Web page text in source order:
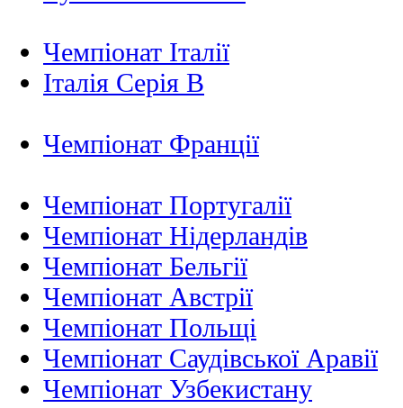
Чемпіонат Італії
Італія Серія B
Чемпіонат Франції
Чемпіонат Португалії
Чемпіонат Нідерландiв
Чемпіонат Бельгії
Чемпіонат Австрії
Чемпіонат Польщі
Чемпіонат Саудівської Аравії
Чемпіонат Узбекистану